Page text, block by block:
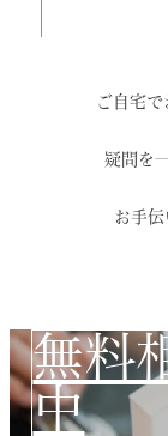
ご自宅で
疑問を
お手伝
無料
中